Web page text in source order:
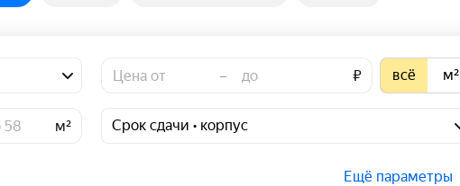
– ₽ всё м²
м² Срок сдачи • корпус
Ещё параметры